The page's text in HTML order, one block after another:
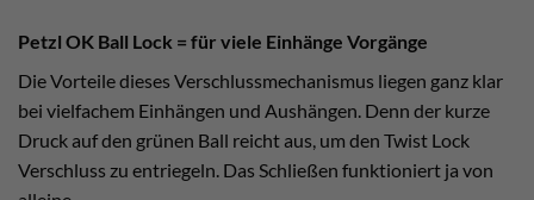
Petzl OK Ball Lock = für viele Einhänge Vorgänge
Die Vorteile dieses Verschlussmechanismus liegen ganz klar
bei vielfachem Einhängen und Aushängen. Denn der kurze
Druck auf den grünen Ball reicht aus, um den Twist Lock
Verschluss zu entriegeln. Das Schließen funktioniert ja von